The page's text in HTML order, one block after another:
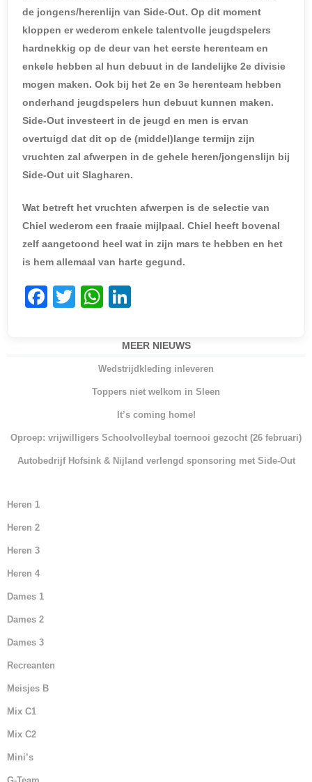
de jongens/herenlijn van Side-Out. Op dit moment
kloppen er wederom enkele talentvolle jeugdspelers
hardnekkig op de deur van het eerste herenteam en
enkele hebben al hun debuut in de landelijke 2e divisie
mogen maken. Ook bij het 2e en 3e herenteam hebben
onderhand jeugdspelers hun debuut kunnen maken.
Side-Out investeert in de jeugd en men is ervan
overtuigd dat dit op de (middel)lange termijn zijn
vruchten zal afwerpen in de gehele heren/jongenslijn bij
Side-Out uit Slagharen.
Wat betreft het vruchten afwerpen is de selectie van
Chiel wederom een fraaie mijlpaal. Chiel heeft bovenal
zelf aangetoond heel wat in zijn mars te hebben en het
is hem allemaal van harte gegund.
F
o
k
T
W
at
s
A
p
k
e
dI
n
MEER NIEUWS
Wedstrijdkleding inleveren
Toppers niet welkom in Sleen
It’s coming home!
Oproep: vrijwilligers Schoolvolleybal toernooi gezocht (26 februari)
Autobedrijf Hofsink & Nijland verlengd sponsoring met Side-Out
Heren 1
Heren 2
Heren 3
Heren 4
Dames 1
Dames 2
Dames 3
Recreanten
Meisjes B
Mix C1
Mix C2
Mini’s